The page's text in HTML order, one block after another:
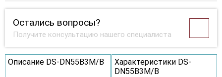
Остались вопросы?
Получите консультацию нашего специалиста
Описание DS-DN55B3M/B
Характеристики DS-
DN55B3M/B